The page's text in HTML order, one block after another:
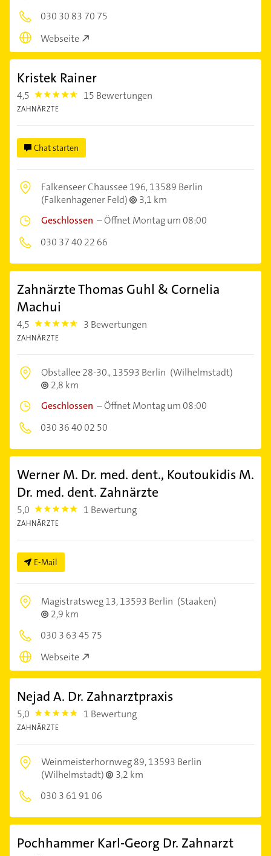
030 30 83 70 75
Webseite
Kristek Rainer
4,5 4.5 15 Bewertungen
ZAHNÄRZTE
Chat starten
Falkenseer Chaussee 196,13589 Berlin
(Falkenhagener Feld)
3,1 km
Geschlossen –Öffnet Montag um 08:00
030 37 40 22 66
Zahnärzte Thomas Guhl & Cornelia
Machui
4,5 4.5 3 Bewertungen
ZAHNÄRZTE
Obstallee 28-30.,13593 Berlin (Wilhelmstadt)
2,8 km
Geschlossen –Öffnet Montag um 08:00
030 36 40 02 50
Werner M. Dr. med. dent., Koutoukidis M.
Dr. med. dent. Zahnärzte
5,0 5.0 1 Bewertung
ZAHNÄRZTE
E-Mail
Magistratsweg 13,13593 Berlin (Staaken)
2,9 km
030 3 63 45 75
Webseite
Nejad A. Dr. Zahnarztpraxis
5,0 5.0 1 Bewertung
ZAHNÄRZTE
Weinmeisterhornweg 89,13593 Berlin
(Wilhelmstadt)
3,2 km
030 3 61 91 06
Pochhammer Karl-Georg Dr. Zahnarzt